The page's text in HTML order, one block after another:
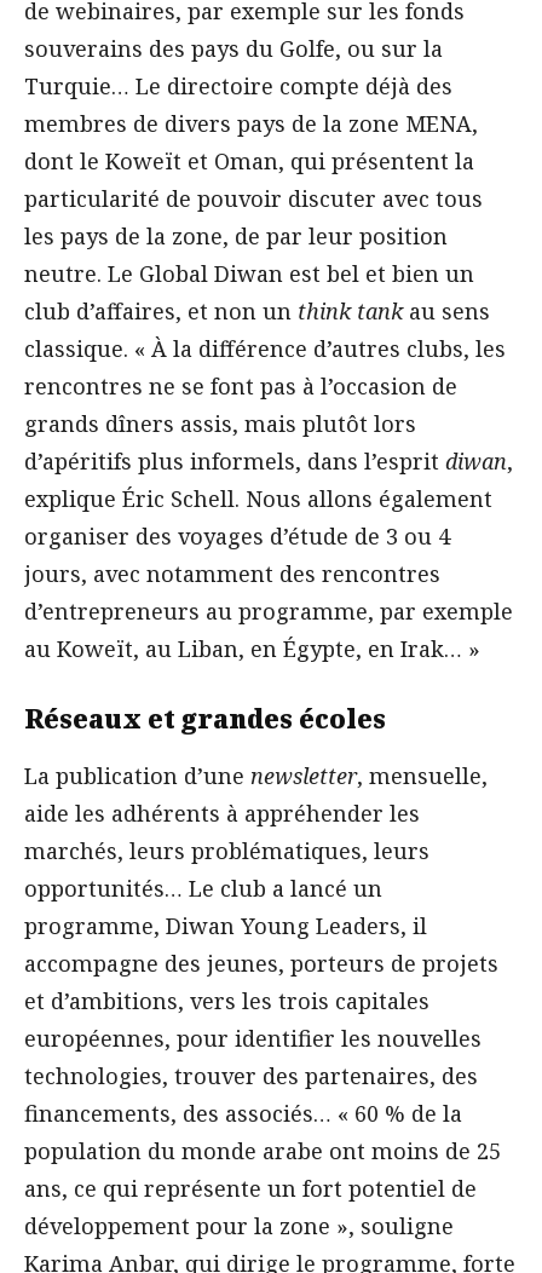
de webinaires, par exemple sur les fonds
souverains des pays du Golfe, ou sur la
Turquie… Le directoire compte déjà des
membres de divers pays de la zone MENA,
dont le Koweït et Oman, qui présentent la
particularité de pouvoir discuter avec tous
les pays de la zone, de par leur position
neutre. Le Global Diwan est bel et bien un
club d’affaires, et non un think tank au sens
classique. « À la différence d’autres clubs, les
rencontres ne se font pas à l’occasion de
grands dîners assis, mais plutôt lors
d’apéritifs plus informels, dans l’esprit diwan,
explique Éric Schell. Nous allons également
organiser des voyages d’étude de 3 ou 4
jours, avec notamment des rencontres
d’entrepreneurs au programme, par exemple
au Koweït, au Liban, en Égypte, en Irak… »
Réseaux et grandes écoles
La publication d’une newsletter, mensuelle,
aide les adhérents à appréhender les
marchés, leurs problématiques, leurs
opportunités… Le club a lancé un
programme, Diwan Young Leaders, il
accompagne des jeunes, porteurs de projets
et d’ambitions, vers les trois capitales
européennes, pour identifier les nouvelles
technologies, trouver des partenaires, des
financements, des associés… « 60 % de la
population du monde arabe ont moins de 25
ans, ce qui représente un fort potentiel de
développement pour la zone », souligne
Karima Anbar, qui dirige le programme, forte